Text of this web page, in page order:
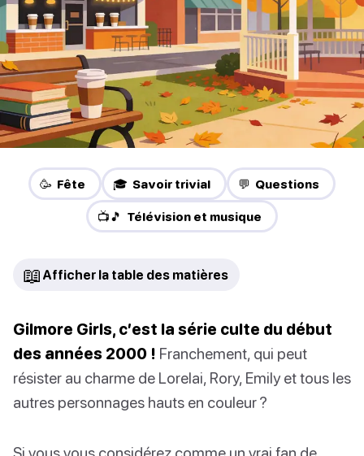
🥳 Fête 🎓 Savoir trivial 💬 Questions
📺🎵 Télévision et musique
📖 Afficher la table des matières
Gilmore Girls, c’est la série culte du début
des années 2000 ! Franchement, qui peut
résister au charme de Lorelai, Rory, Emily et tous les
autres personnages hauts en couleur ?